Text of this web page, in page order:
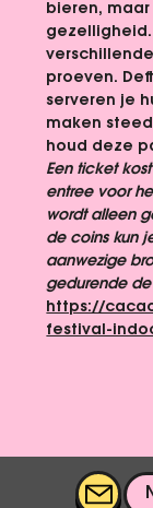
bieren,
proeven.
serveren je
maken
houd deze
Een ticket
entree voor
wordt alleen
de coins kun
aanwezige
gedurende
https://
festival-